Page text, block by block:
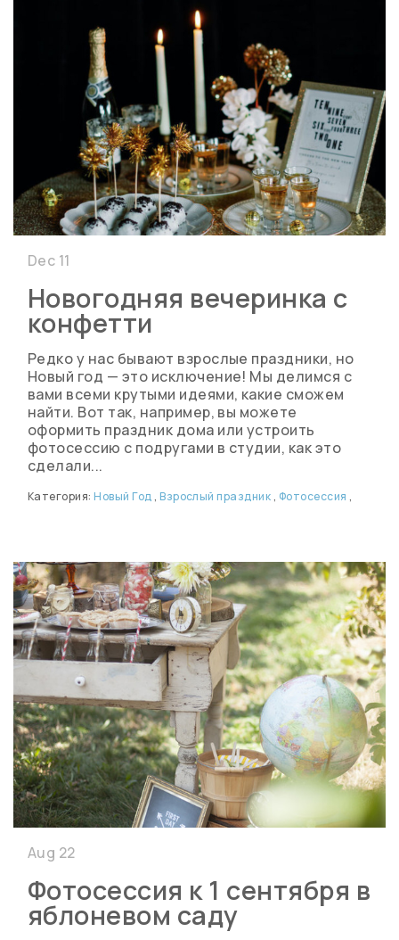
Новогодняя вечеринка с
конфетти
Редко у нас бывают взрослые праздники, но
Новый год — это исключение! Мы делимся с
вами всеми крутыми идеями, какие сможем
найти. Вот так, например, вы можете
оформить праздник дома или устроить
фотосессию с подругами в студии, как это
сделали...
Dec 11
Категория:Новый Год,Взрослый праздник, Фотосессия ,
Фотосессия к 1 сентября в
яблоневом саду
Aug 22